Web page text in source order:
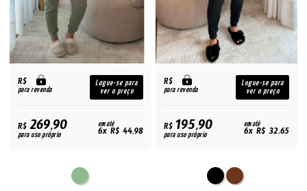
R$
para revenda
Logue-se para
ver o preço
R$269,90
para uso próprio
em até
6x R$ 44,98
R$
para revenda
Logue-se para
ver o preço
R$195,90
para uso próprio
em até
6x R$ 32,65